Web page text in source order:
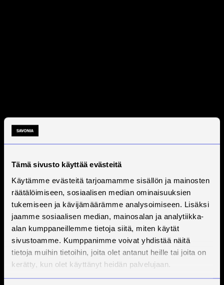
Tämä sivusto käyttää evästeitä
Käytämme evästeitä tarjoamamme sisällön ja mainosten
räätälöimiseen, sosiaalisen median ominaisuuksien
tukemiseen ja kävijämäärämme analysoimiseen. Lisäksi
jaamme sosiaalisen median, mainosalan ja analytiikka-
alan kumppaneillemme tietoja siitä, miten käytät
sivustoamme. Kumppanimme voivat yhdistää näitä
tietoja muihin tietoihin, joita olet antanut heille tai joita on
kerätty, kun olet käyttänyt heidän palvelujaan.